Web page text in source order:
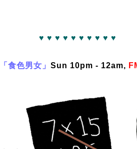
♥ ♥ ♥ ♥ ♥ ♥ ♥ ♥ ♥ ♥
「食色男女」 Sun 10pm - 12am,